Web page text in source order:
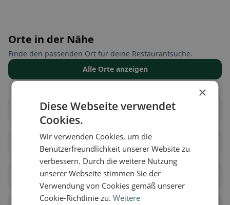
Orte in der Nähe
Finde den passenden Ort für deine Restaurantsuche.
Alle Orte anzeigen
Schlierbach Fischbach
Doppleschwand Entlebuch
Hasle (LU) Romoos
×
Diese Webseite verwendet
Cookies.
Wir verwenden Cookies, um die
Benutzerfreundlichkeit unserer Website zu
verbessern. Durch die weitere Nutzung
unserer Webseite stimmen Sie der
Verwendung von Cookies gemäß unserer
Cookie-Richtlinie zu.Weitere